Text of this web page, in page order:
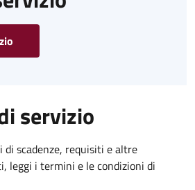
servizio
di scadenze, requisiti e altre
leggi i termini e le condizioni di